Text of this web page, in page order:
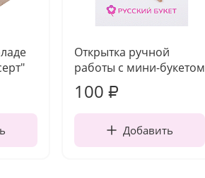
Открытка ручной
работы с мини-букетом
100 ₽
Добавить